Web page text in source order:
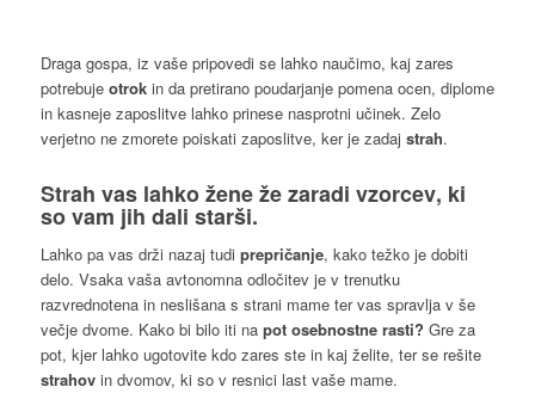
Draga gospa, iz vaše pripovedi se lahko naučimo, kaj zares
potrebuje otrokin da pretirano poudarjanje pomena ocen, diplome
in kasneje zaposlitve lahko prinese nasprotni učinek. Zelo
verjetno ne zmorete poiskati zaposlitve, ker je zadaj strah.
Strah vas lahko žene že zaradi vzorcev, ki
so vam jih dali starši.
Lahko pa vas drži nazaj tudi prepričanje, kako težko je dobiti
delo. Vsaka vaša avtonomna odločitev je v trenutku
razvrednotena in neslišana s strani mame ter vas spravlja v še
večje dvome. Kako bi bilo iti na pot osebnostne rasti? Gre za
pot, kjer lahko ugotovite kdo zares ste in kaj želite, ter se rešite
strahovin dvomov, ki so v resnici last vaše mame.